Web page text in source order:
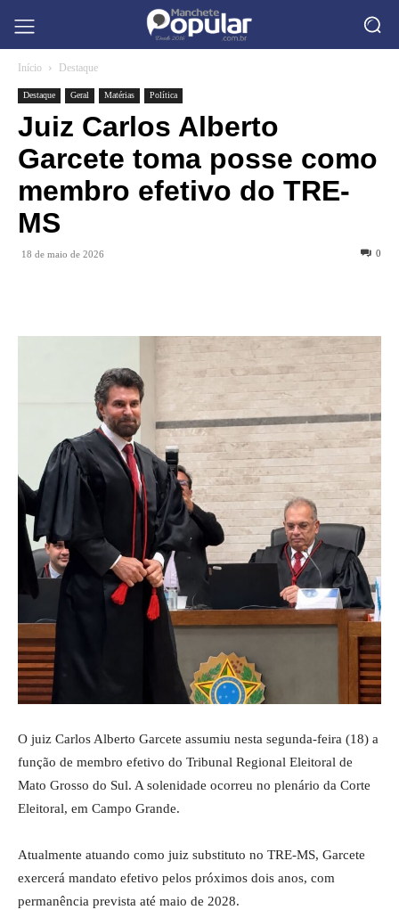
Início Destaque
Destaque Geral Matérias Política
Juiz Carlos Alberto
Garcete toma posse como
membro efetivo do TRE-
MS
18 de maio de 2026 0
O juiz Carlos Alberto Garcete assumiu nesta segunda-feira (18) a
função de membro efetivo do Tribunal Regional Eleitoral de
Mato Grosso do Sul. A solenidade ocorreu no plenário da Corte
Eleitoral, em Campo Grande.
Atualmente atuando como juiz substituto no TRE-MS, Garcete
exercerá mandato efetivo pelos próximos dois anos, com
permanência prevista até maio de 2028.